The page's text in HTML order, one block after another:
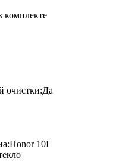
комплекте
очистки:Да
10I